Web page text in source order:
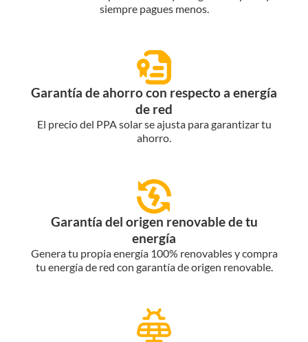
siempre pagues menos.
Garantía de ahorro con respecto a energía
de red
El precio del PPA solar se ajusta para garantizar tu
ahorro.
Garantía del origen renovable de tu
energía
Genera tu propia energía 100% renovables y compra
tu energía de red con garantía de origen renovable.